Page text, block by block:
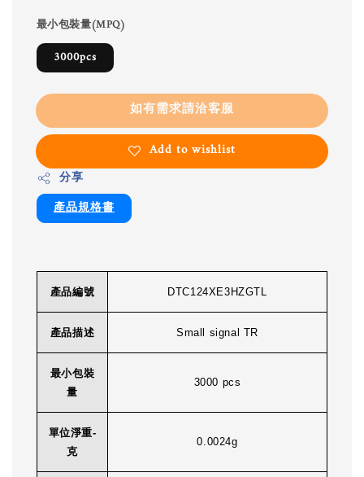
最小包裝量(MPQ)
3000pcs
如有需求請洽客服
Add to wishlist
分享
產品規格書
產品編號 DTC124XE3HZGTL
產品描述 Small signal TR
最小包裝
量
3000 pcs
單位淨重-
克
0.0024g